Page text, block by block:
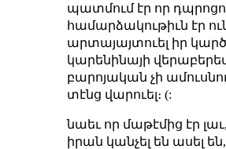
պատմում էր որ
համարձակութիւն էր
արտայայտուել իր
կարենինայի
բարոյական չի
տէնց վարուել։ (:
նաեւ որ մաթէմից էր
իրան կանչել են ասել